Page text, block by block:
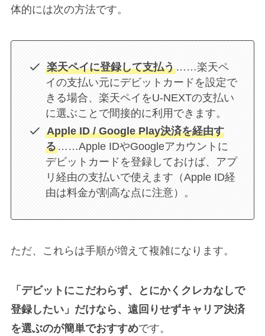
体的には次の方法です。
楽天ペイに登録して支払う……楽天ペ
イの支払い元にデビットカードを設定で
きる場合、楽天ペイをU-NEXTの支払い
に選ぶことで間接的に利用できます。
Apple ID / Google Play決済を経由す
る……Apple IDやGoogleアカウントに
デビットカードを登録しておけば、アプ
リ経由の支払いで使えます（Apple ID経
由は料金が割高な点に注意）。
ただ、これらは手順が増えて複雑になります。
「デビットにこだわらず、とにかくクレカなしで
登録したい」だけなら、遠回りせずキャリア決済
を選ぶのが簡単でおすすめです。